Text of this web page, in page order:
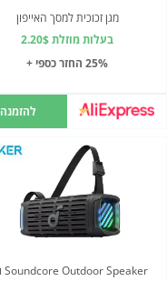
מגן זכוכית למסך האייפון
בעלות מוזלת 2.20$
25% החזר כספי +
להזמנה